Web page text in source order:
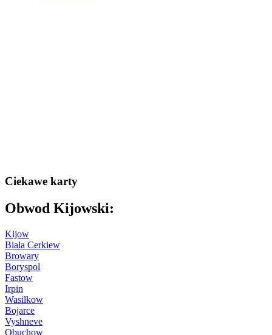
Ciekawe karty
Obwod Kijowski:
Kijow
Biala Cerkiew
Browary
Boryspol
Fastow
Irpin
Wasilkow
Bojarce
Vyshneve
Obuchow